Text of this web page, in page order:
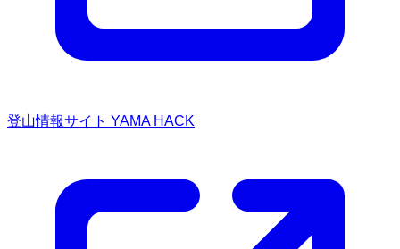
登山情報サイト YAMA HACK